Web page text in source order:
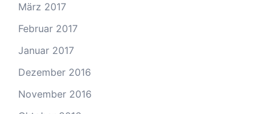
März 2017
Februar 2017
Januar 2017
Dezember 2016
November 2016